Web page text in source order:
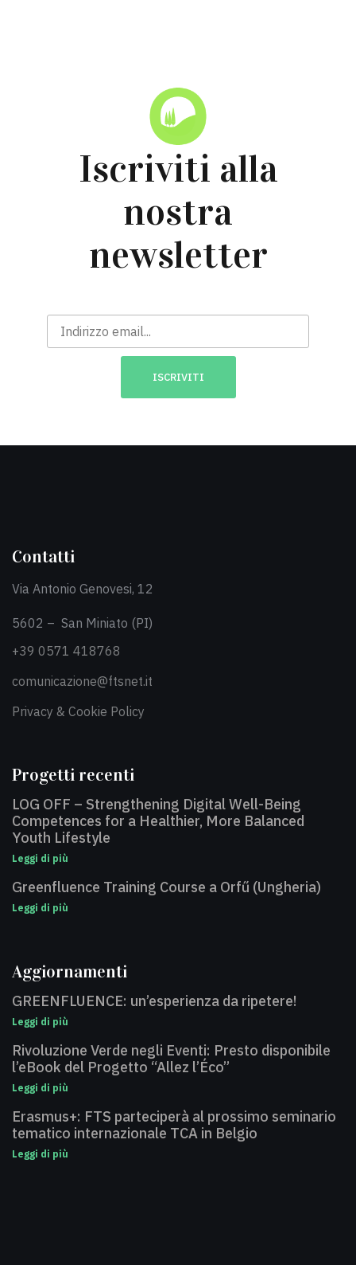
Iscriviti alla
nostra
newsletter
Contatti
Via Antonio Genovesi, 12
5602 – San Miniato (PI)
+39 0571 418768
comunicazione@ftsnet.it
Privacy & Cookie Policy
Progetti recenti
LOG OFF – Strengthening Digital Well-Being
Competences for a Healthier, More Balanced
Youth Lifestyle
Leggi di più
Greenfluence Training Course a Orfű (Ungheria)
Leggi di più
Aggiornamenti
GREENFLUENCE: un’esperienza da ripetere!
Leggi di più
Rivoluzione Verde negli Eventi: Presto disponibile
l’eBook del Progetto “Allez l’Éco”
Leggi di più
Erasmus+: FTS parteciperà al prossimo seminario
tematico internazionale TCA in Belgio
Leggi di più